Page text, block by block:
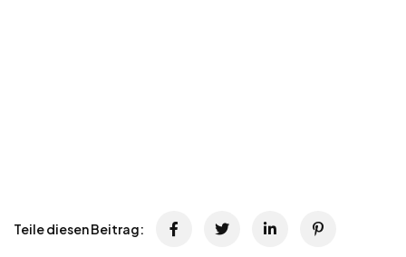
Teile diesen Beitrag: